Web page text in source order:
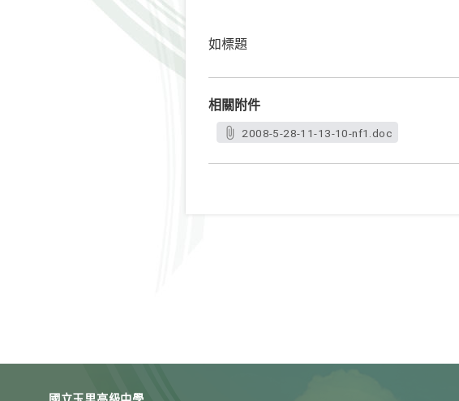
如標題
相關附件
2008-5-28-11-13-10-nf1.doc